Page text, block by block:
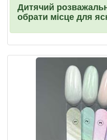
Дитячий
обрати місце для